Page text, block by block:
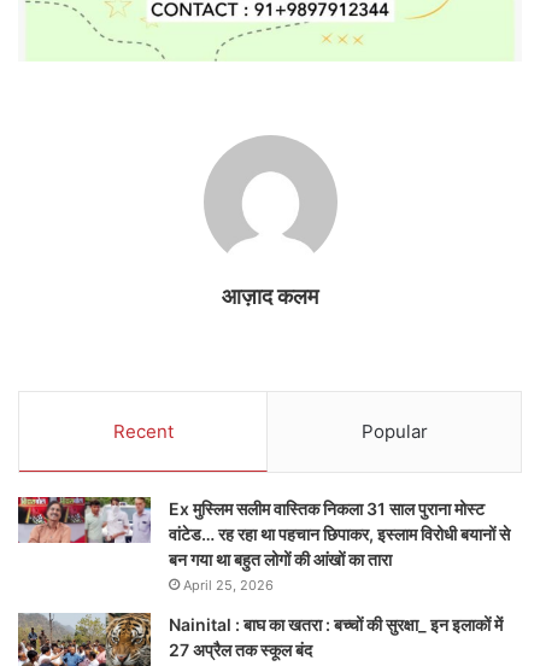
आज़ाद कलम
Recent Popular
Ex मुस्लिम सलीम वास्तिक निकला 31 साल पुराना मोस्ट
वांटेड… रह रहा था पहचान छिपाकर, इस्लाम विरोधी बयानों से
बन गया था बहुत लोगों की आंखों का तारा
April 25, 2026
Nainital : बाघ का खतरा : बच्चों की सुरक्षा_ इन इलाकों में
27 अप्रैल तक स्कूल बंद